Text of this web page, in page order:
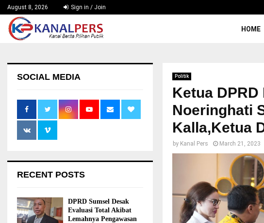
August 8, 2026 Sign in / Join
HOME
Politik
Ketua
Noeringhati
Kalla,Ketua
by Kanal Pers March 21, 2023
SOCIAL MEDIA
RECENT POSTS
DPRD Sumsel Desak
Evaluasi Total Akibat
Lemahnya Pengawasan